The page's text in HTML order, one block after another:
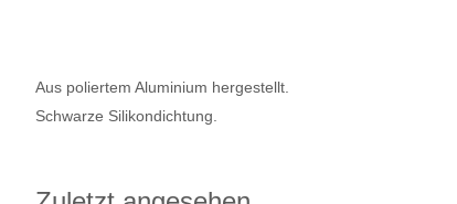
Aus poliertem Aluminium hergestellt.
Schwarze Silikondichtung.